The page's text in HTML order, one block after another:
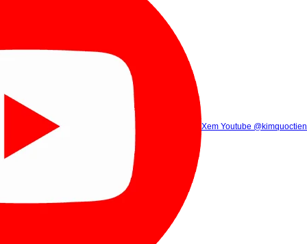
Xem Tik Tok
Gọi điện (8h00 - 21h30)
Xem Youtube @kimquoctien